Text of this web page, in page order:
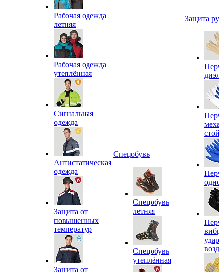
Рабочая одежда
летняя
Рабочая одежда
утеплённая
Сигнальная
одежда
Антистатическая
одежда
Защита от
повышенных
температур
Защита от
Спецобувь
Спецобувь
летняя
Спецобувь
утеплённая
Защита